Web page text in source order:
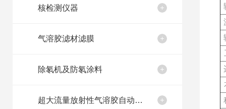
核检测仪器
气溶胶滤材滤膜
除氡机及防氡涂料
超大流量放射性气溶胶自动取样装置